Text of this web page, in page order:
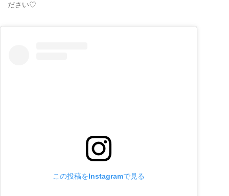
ださい♡
この投稿をInstagramで見る